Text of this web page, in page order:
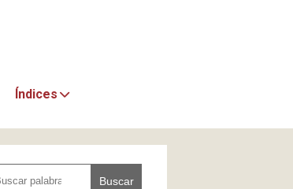
Índices
Buscar